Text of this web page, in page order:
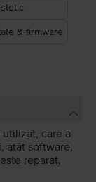
& firmware
care a
atât software,
reparat,